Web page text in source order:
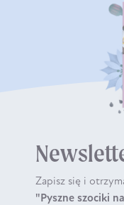
Zapisz się i
"Pyszne szociki